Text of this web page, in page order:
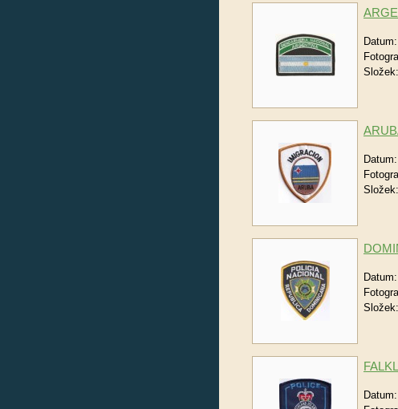
Datum:
Složek:
Datum:
Složek:
Datum:
Složek:
Datum: